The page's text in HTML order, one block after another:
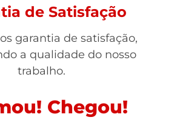
de Satisfação
garantia de satisfação,
a qualidade do nosso
trabalho.
Chegou!